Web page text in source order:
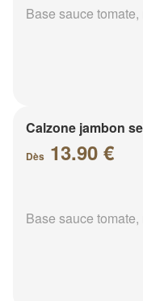
Base sauce
Calzone jambon
Dès 13.90 €
Base sauce